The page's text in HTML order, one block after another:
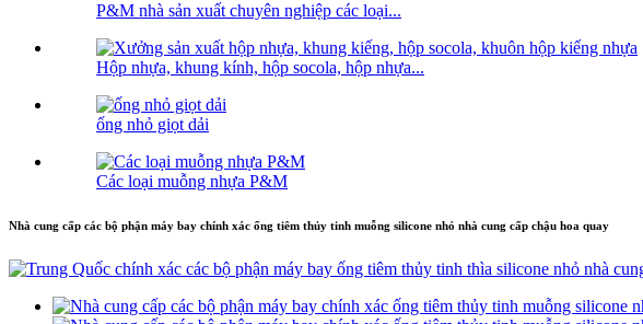
P&M nhà sản xuất chuyên nghiệp các loại...
Hộp nhựa, khung kính, hộp socola, hộp nhựa...
ống nhỏ giọt dải
Các loại muỗng nhựa P&M
Nhà cung cấp các bộ phận máy bay chính xác ống tiêm thủy tinh muỗng silicone nhỏ nhà cung cấp chậu hoa quay